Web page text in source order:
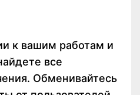
к вашим работам и
все
Обменивайтесь